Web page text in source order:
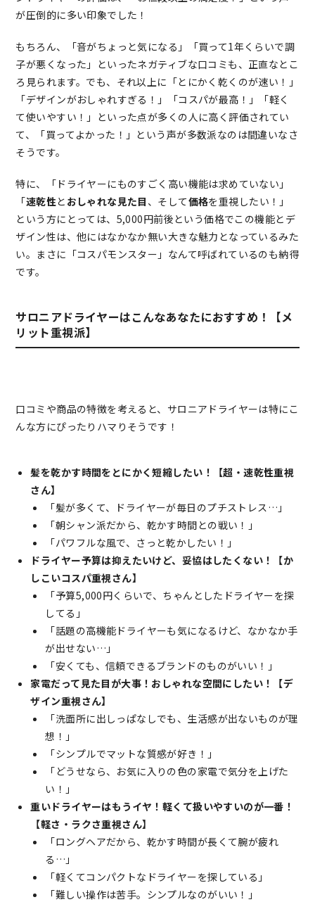
が圧倒的に多い印象でした！
もちろん、「音がちょっと気になる」「買って1年くらいで調
子が悪くなった」といったネガティブな口コミも、正直なとこ
ろ見られます。でも、それ以上に「とにかく乾くのが速い！」
「デザインがおしゃれすぎる！」「コスパが最高！」「軽く
て使いやすい！」といった点が多くの人に高く評価されてい
て、「買ってよかった！」という声が多数派なのは間違いなさ
そうです。
特に、「ドライヤーにものすごく高い機能は求めていない」
「速乾性と おしゃれな見た目 、そして価格を重視したい！」
という方にとっては、5,000円前後という価格でこの機能とデ
ザイン性は、他にはなかなか無い大きな魅力となっているみた
い。まさに「コスパモンスター」なんて呼ばれているのも納得
です。
サロニアドライヤーはこんなあなたにおすすめ！【メ
リット重視派】
口コミや商品の特徴を考えると、サロニアドライヤーは特にこ
んな方にぴったりハマりそうです！
髪を乾かす時間をとにかく短縮したい！【超・速乾性重視
さん】
「髪が多くて、ドライヤーが毎日のプチストレス…」
「朝シャン派だから、乾かす時間との戦い！」
「パワフルな風で、さっと乾かしたい！」
ドライヤー予算は抑えたいけど、妥協はしたくない！【か
しこいコスパ重視さん】
「予算5,000円くらいで、ちゃんとしたドライヤーを探
してる」
「話題の高機能ドライヤーも気になるけど、なかなか手
が出せない…」
「安くても、信頼できるブランドのものがいい！」
家電だって見た目が大事！おしゃれな空間にしたい！【デ
ザイン重視さん】
「洗面所に出しっぱなしでも、生活感が出ないものが理
想！」
「シンプルでマットな質感が好き！」
「どうせなら、お気に入りの色の家電で気分を上げた
い！」
重いドライヤーはもうイヤ！軽くて扱いやすいのが一番！
【軽さ・ラクさ重視さん】
「ロングヘアだから、乾かす時間が長くて腕が疲れ
る…」
「軽くてコンパクトなドライヤーを探している」
「難しい操作は苦手。シンプルなのがいい！」